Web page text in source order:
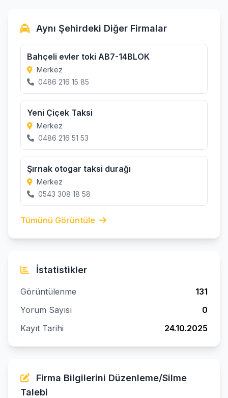
Aynı Şehirdeki Diğer Firmalar
Bahçeli evler toki AB7-14BLOK
Merkez
0486 216 15 85
Yeni Çiçek Taksi
Merkez
0486 216 51 53
Şırnak otogar taksi durağı
Merkez
0543 308 18 58
Tümünü Görüntüle
İstatistikler
Görüntülenme
131
Yorum Sayısı
0
Kayıt Tarihi
24.10.2025
Firma Bilgilerini Düzenleme/Silme
Talebi